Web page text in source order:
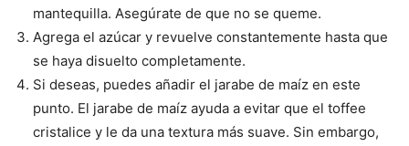
mantequilla. Asegúrate de que no se queme.
Agrega el azúcar y revuelve constantemente hasta que
se haya disuelto completamente.
Si deseas, puedes añadir el jarabe de maíz en este
punto. El jarabe de maíz ayuda a evitar que el toffee
cristalice y le da una textura más suave. Sin embargo,